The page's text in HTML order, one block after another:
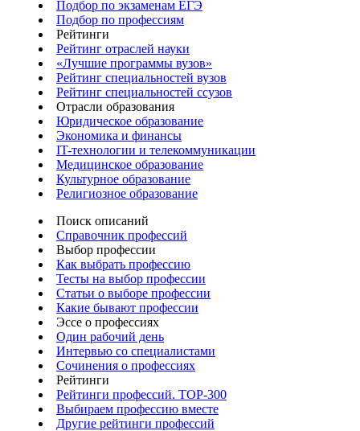
Подбор по экзаменам ЕГЭ
Подбор по профессиям
Рейтинги
Рейтинг отраслей науки
«Лучшие программы вузов»
Рейтинг специальностей вузов
Рейтинг специальностей ссузов
Отрасли образования
Юридическое образование
Экономика и финансы
IT-технологии и телекоммуникации
Медицинское образование
Культурное образование
Религиозное образование
Поиск описаний
Справочник профессий
Выбор профессии
Как выбрать профессию
Тесты на выбор профессии
Статьи о выборе профессии
Какие бывают профессии
Эссе о профессиях
Один рабочий день
Интервью со специалистами
Сочинения о профессиях
Рейтинги
Рейтинги профессий. TOP-300
Выбираем профессию вместе
Другие рейтинги профессий